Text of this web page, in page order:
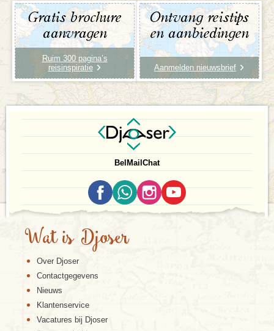
Gratis brochure
aanvragen
Ruim 300 pagina’s
reisinspiratie
Ontvang reistips
en aanbiedingen
Aanmelden nieuwsbrief
BelMailChat
Wat is Djoser
Over Djoser
Contactgegevens
Nieuws
Klantenservice
Vacatures bij Djoser